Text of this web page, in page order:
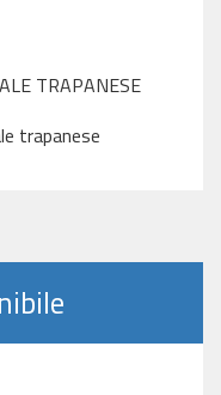
TRAPANESE
trapanese